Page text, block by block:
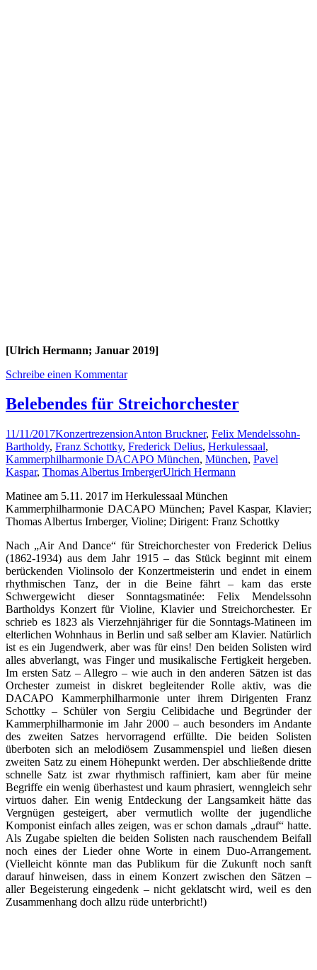
[Ulrich Hermann; Januar 2019]
Schreibe einen Kommentar
Belebendes für Streichorchester
11/11/2017KonzertrezensionAnton Bruckner, Felix Mendelssohn-
Bartholdy, Franz Schottky, Frederick Delius, Herkulessaal,
Kammerphilharmonie DACAPO München, München, Pavel
Kaspar, Thomas Albertus IrnbergerUlrich Hermann
Matinee am 5.11. 2017 im Herkulessaal München
Kammerphilharmonie DACAPO München; Pavel Kaspar, Klavier;
Thomas Albertus Irnberger, Violine; Dirigent: Franz Schottky
Nach „Air And Dance“ für Streichorchester von Frederick Delius
(1862-1934) aus dem Jahr 1915 – das Stück beginnt mit einem
berückenden Violinsolo der Konzertmeisterin und endet in einem
rhythmischen Tanz, der in die Beine fährt – kam das erste
Schwergewicht dieser Sonntagsmatinée: Felix Mendelssohn
Bartholdys Konzert für Violine, Klavier und Streichorchester. Er
schrieb es 1823 als Vierzehnjähriger für die Sonntags-Matineen im
elterlichen Wohnhaus in Berlin und saß selber am Klavier. Natürlich
ist es ein Jugendwerk, aber was für eins! Den beiden Solisten wird
alles abverlangt, was Finger und musikalische Fertigkeit hergeben.
Im ersten Satz – Allegro – wie auch in den anderen Sätzen ist das
Orchester zumeist in diskret begleitender Rolle aktiv, was die
DACAPO Kammerphilharmonie unter ihrem Dirigenten Franz
Schottky – Schüler von Sergiu Celibidache und Begründer der
Kammerphilharmonie im Jahr 2000 – auch besonders im Andante
des zweiten Satzes hervorragend erfüllte. Die beiden Solisten
überboten sich an melodiösem Zusammenspiel und ließen diesen
zweiten Satz zu einem Höhepunkt werden. Der abschließende dritte
schnelle Satz ist zwar rhythmisch raffiniert, kam aber für meine
Begriffe ein wenig überhastest und kaum phrasiert, wenngleich sehr
virtuos daher. Ein wenig Entdeckung der Langsamkeit hätte das
Vergnügen gesteigert, aber vermutlich wollte der jugendliche
Komponist einfach alles zeigen, was er schon damals „drauf“ hatte.
Als Zugabe spielten die beiden Solisten nach rauschendem Beifall
noch eines der Lieder ohne Worte in einem Duo-Arrangement.
(Vielleicht könnte man das Publikum für die Zukunft noch sanft
darauf hinweisen, dass in einem Konzert zwischen den Sätzen –
aller Begeisterung eingedenk – nicht geklatscht wird, weil es den
Zusammenhang doch allzu rüde unterbricht!)